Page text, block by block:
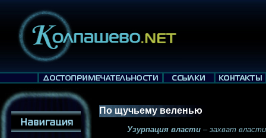
По щучьему веленью
Узурпация власти – захват